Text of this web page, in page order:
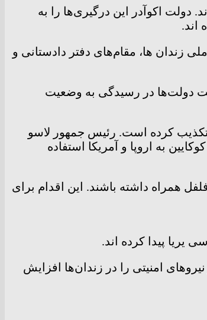
اند. دولت اکوآدر این درگیری‌ها را به
اند.
تایید کرد. به گفته‌ی اداره ملی زندان ها، مقام‌های دفتر دادستانی و
دولت‌ها در رسیدگی به وضعیت
تکذیب کرده است. رئیس جمهور لاسو
به اروپا و آمریکا استفاده
همراه داشته باشند. این اقدام برای
یریا پیدا کرده اند.
امنیتی را در زندان‌ها افزایش